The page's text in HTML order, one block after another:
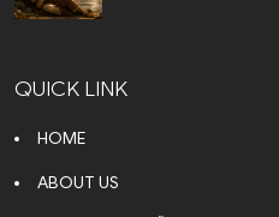
Đồng Tháp (3)
Hà Giang (2)
QUICK LINK
HOME
ABOUT US